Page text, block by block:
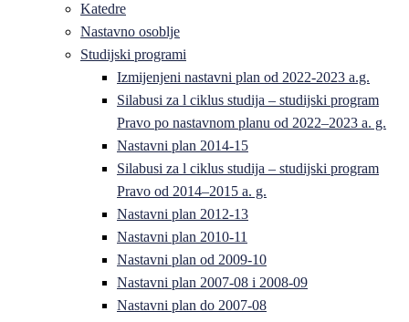
Katedre
Nastavno osoblje
Studijski programi
Izmijenjeni nastavni plan od 2022-2023 a.g.
Silabusi za l ciklus studija – studijski program
Pravo po nastavnom planu od 2022–2023 a. g.
Nastavni plan 2014-15
Silabusi za l ciklus studija – studijski program
Pravo od 2014–2015 a. g.
Nastavni plan 2012-13
Nastavni plan 2010-11
Nastavni plan od 2009-10
Nastavni plan 2007-08 i 2008-09
Nastavni plan do 2007-08